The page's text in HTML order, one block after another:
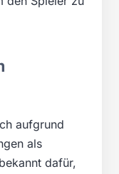
aufgrund
als
dafür,